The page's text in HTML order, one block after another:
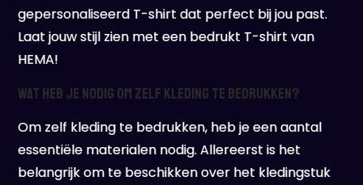
gepersonaliseerd T-shirt dat perfect bij jou past.
Laat jouw stijl zien met een bedrukt T-shirt van
HEMA!
Wat heb je nodig om zelf kleding te bedrukken?
Om zelf kleding te bedrukken, heb je een aantal
essentiële materialen nodig. Allereerst is het
belangrijk om te beschikken over het kledingstuk